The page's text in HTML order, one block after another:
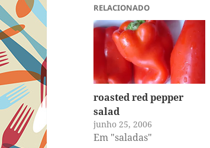
RELACIONADO
roasted red pepper
salad
junho 25, 2006
Em "saladas"